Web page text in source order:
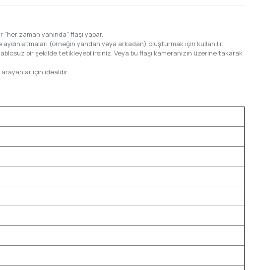
zaman yanında" flaşı yapar.
(örneğin yandan veya arkadan) oluşturmak için kullanılır.
bir şekilde tetikleyebilirsiniz. Veya bu flaşı kameranızın üzerine takarak
için idealdir.